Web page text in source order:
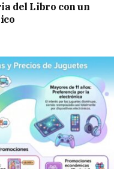
del Libro con un